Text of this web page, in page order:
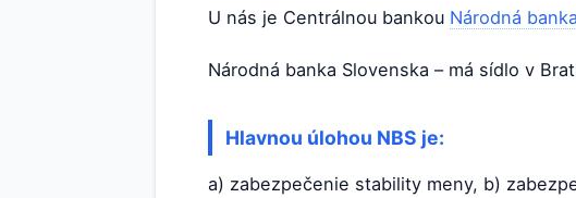
U nás je Centrálnou bankou Národná
Národná banka Slovenska – má sídlo v
Hlavnou úlohou NBS je:
a) zabezpečenie stability meny, b)